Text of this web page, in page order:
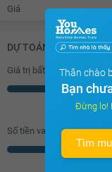
Giá
DỰ TOÁN KHOẢN VAY
Giá trị bất động sản
Số tiền vay ( 70%/GTNĐ)
Thân chào
Bạn
Đừng lo!
Tìm